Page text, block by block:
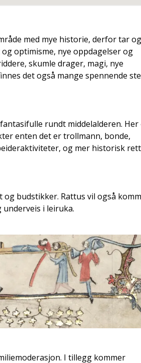
med mye historie, derfor tar
optimisme, nye oppdagelser og
skumle drager, magi, nye
det også mange spennende
rundt middelalderen. Her
enten det er trollmann, bonde,
og mer historisk
budstikker. Rattus vil også
i leiruka.
I tillegg kommer